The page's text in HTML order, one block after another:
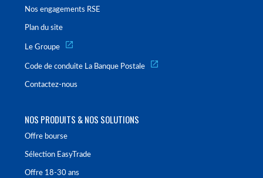
Nos engagements RSE
Plan du site
Le Groupe
Code de conduite La Banque Postale
Contactez-nous
NOS PRODUITS & NOS SOLUTIONS
Offre bourse
Sélection EasyTrade
Offre 18-30 ans